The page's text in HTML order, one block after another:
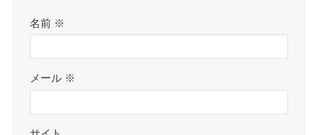
名前 ※
メール ※